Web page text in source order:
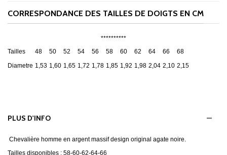
CORRESPONDANCE DES TAILLES DE DOIGTS EN CM
**********
Tailles
48 50 52 54 56 58 60 62 64 66
68
Diametre 1,53 1,60 1,65 1,72 1,78 1,85 1,92 1,98 2,04 2,10 2,15
PLUS D'INFO
Chevalière homme en argent massif design original agate noire.
Tailles disponibles : 58-60-62-64-66